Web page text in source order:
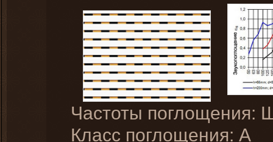
Частоты поглощения:
Класс поглощения: A